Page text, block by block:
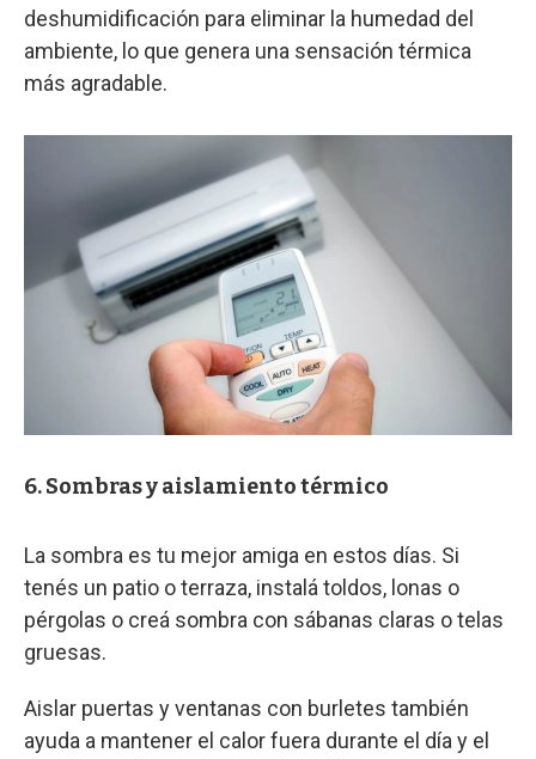
deshumidificación para eliminar la humedad del
ambiente, lo que genera una sensación térmica
más agradable.
6. Sombras y aislamiento térmico
La sombra es tu mejor amiga en estos días. Si
tenés un patio o terraza, instalá toldos, lonas o
pérgolas o creá sombra con sábanas claras o telas
gruesas.
Aislar puertas y ventanas con burletes también
ayuda a mantener el calor fuera durante el día y el